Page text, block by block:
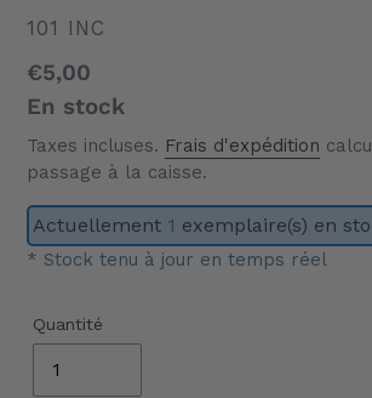
DISTRIBUTEUR
101 INC
Prix
normal
€5,00
En stock
Taxes incluses. Frais d'expédition
passage à la caisse.
Actuellement 1 exemplaire(s) en
* Stock tenu à jour en temps réel
Quantité